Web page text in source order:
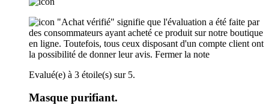
"Achat vérifié" signifie que l'évaluation a été faite par
des consommateurs ayant acheté ce produit sur notre boutique
en ligne. Toutefois, tous ceux disposant d'un compte client ont
la possibilité de donner leur avis. Fermer la note
Evalué(e) à 3 étoile(s) sur 5.
Masque purifiant.